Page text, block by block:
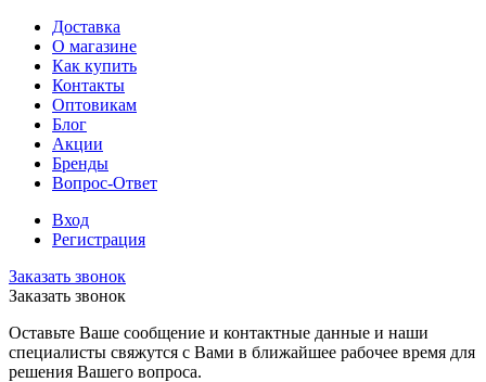
Доставка
О магазине
Как купить
Контакты
Оптовикам
Блог
Акции
Бренды
Вопрос-Ответ
Вход
Регистрация
Заказать звонок
Заказать звонок
Оставьте Ваше сообщение и контактные данные и наши
специалисты свяжутся с Вами в ближайшее рабочее время для
решения Вашего вопроса.